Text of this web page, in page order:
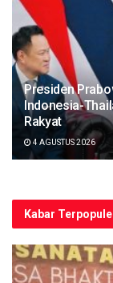
Presiden
Indonesia-
Rakyat
4 AGUSTUS 2026
Kabar